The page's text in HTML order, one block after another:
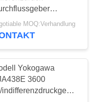
15
mit genauem
MOQ:Verhandlung
Yokogawa
3600
indifferenzdruckgeber